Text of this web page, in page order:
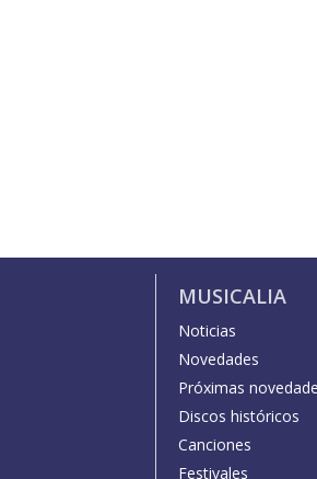
MUSICALIA
Noticias
Novedades
Próximas
Discos históricos
Canciones
Festivales